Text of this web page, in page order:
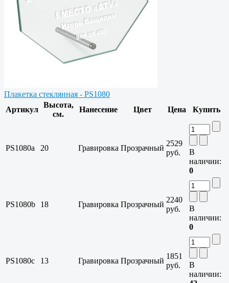
Плакетка стеклянная - PS1080
Артикул
Высота,
см.
Нанесение Цвет Цена Купить
PS1080a 20 Гравировка Прозрачный
2529
руб.
В
наличии:
0
PS1080b 18 Гравировка Прозрачный
2240
руб.
В
наличии:
0
PS1080c 13 Гравировка Прозрачный
1851
руб.
В
наличии: